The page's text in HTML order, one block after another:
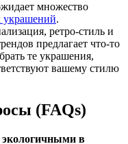
множество
украшений.
ретро-стиль и
предлагает что-то
те украшения,
вашему стилю
(FAQs)
в